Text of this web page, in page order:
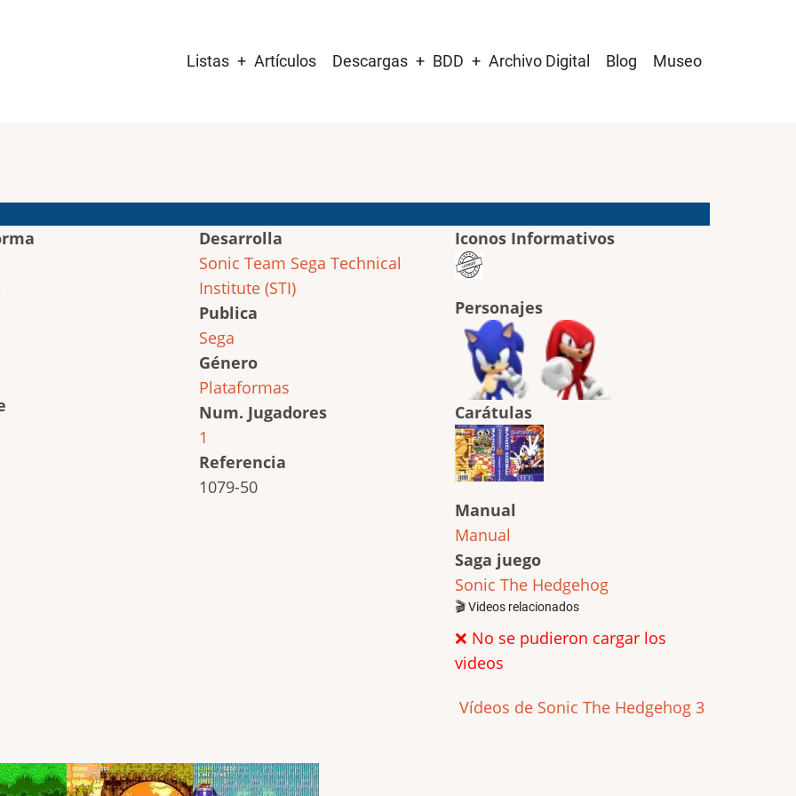
navigation
Listas Artículos Descargas BDD Archivo Digital Blog Museo
Desarrolla
Sonic Team Sega Technical
Institute (STI)
Publica
Sega
Género
Plataformas
Num. Jugadores
1
Referencia
1079-50
Iconos Informativos
Personajes
Carátulas
Manual
Manual
Saga juego
Sonic The Hedgehog
🎬 Videos relacionados
❌ No se pudieron cargar los
videos
Vídeos de Sonic The Hedgehog 3